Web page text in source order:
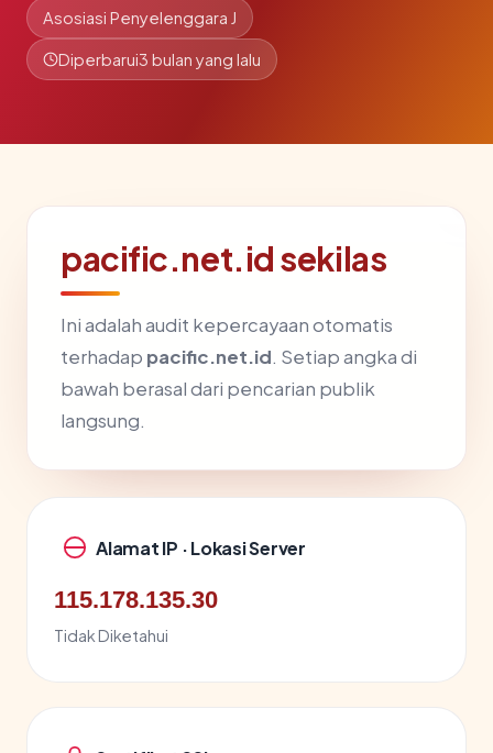
Asosiasi Penyelenggara J
Diperbarui3 bulan yang lalu
pacific.net.id sekilas
Ini adalah audit kepercayaan otomatis
terhadap pacific.net.id. Setiap angka di
bawah berasal dari pencarian publik
langsung.
Alamat IP · Lokasi Server
115.178.135.30
Tidak Diketahui